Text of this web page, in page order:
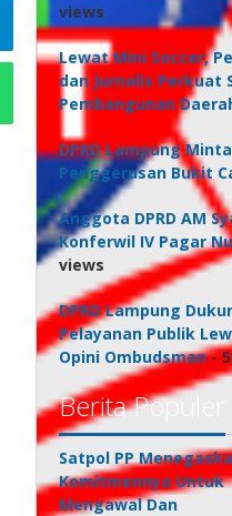
views
Lewat Mini Soccer,
dan Jurnalis Perkuat
Pembangunan
DPRD Lampung
Penggerusan Bukit
Anggota DPRD AM
Konferwil IV Pagar
views
DPRD Lampung
Pelayanan Publik
Opini Ombudsman-
Berita Populer
Satpol PP
Komitmennya Untuk
Mengawal Dan